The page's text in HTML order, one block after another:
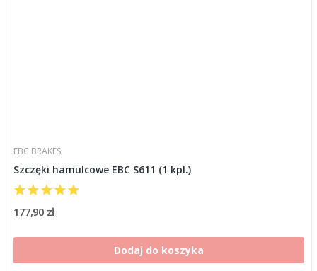
EBC BRAKES
Szczęki hamulcowe EBC S611 (1 kpl.)
177,90 zł
Dodaj do koszyka